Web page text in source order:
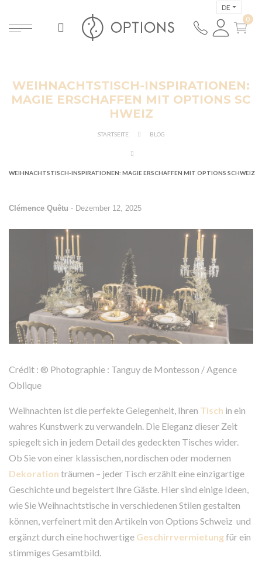
DE
WEIHNACHTSTISCH-INSPIRATIONEN:
MAGIE ERSCHAFFEN MIT OPTIONS SC
HWEIZ
STARTSEITE BLOG
WEIHNACHTSTISCH-INSPIRATIONEN: MAGIE ERSCHAFFEN MIT OPTIONS SCHWEIZ
Clémence Quêtu - Dezember 12, 2025
Crédit : ® Photographie : Tanguy de Montesson / Agence
Oblique
Weihnachten ist die perfekte Gelegenheit, Ihren Tisch in ein
wahres Kunstwerk zu verwandeln. Die Eleganz dieser Zeit
spiegelt sich in jedem Detail des gedeckten Tisches wider.
Ob Sie von einer klassischen, nordischen oder modernen
Dekoration träumen – jeder Tisch erzählt eine einzigartige
Geschichte und begeistert Ihre Gäste. Hier sind einige Ideen,
wie Sie Weihnachtstische in verschiedenen Stilen gestalten
können, verfeinert mit den Artikeln von Options Schweiz und
ergänzt durch eine hochwertige Geschirrvermietungfür ein
stimmiges Gesamtbild.